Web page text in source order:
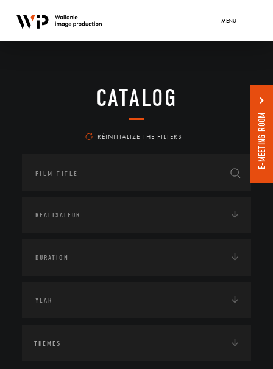
MENU
CATALOG
RÉINITIALIZE THE FILTERS
THEMES
E-MEETING ROOM